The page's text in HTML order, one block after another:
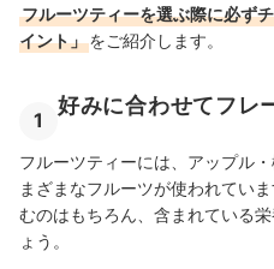
フルーツティーを選ぶ際に必ず
イント」をご紹介します。
1
好みに合わせてフレ
フルーツティーには、アップル
まざまなフルーツが使われてい
むのはもちろん、含まれている
ょう。